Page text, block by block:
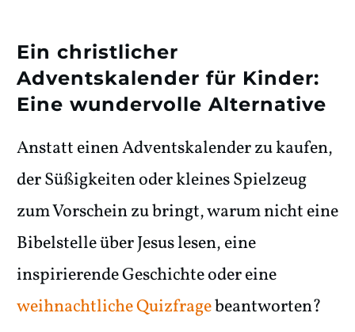
Ein christlicher
Adventskalender für Kinder:
Eine wundervolle Alternative
Anstatt einen Adventskalender zu kaufen,
der Süßigkeiten oder kleines Spielzeug
zum Vorschein zu bringt, warum nicht eine
Bibelstelle über Jesus lesen, eine
inspirierende Geschichte oder eine
weihnachtliche Quizfragebeantworten?